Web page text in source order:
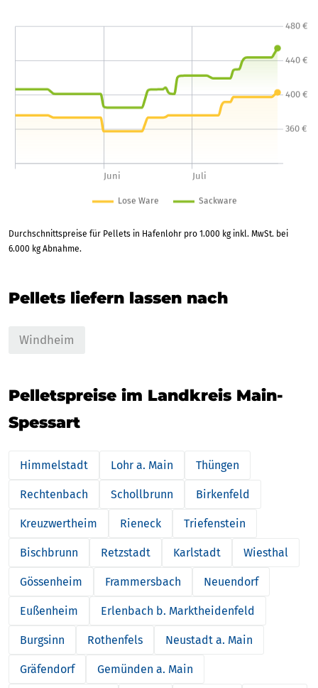
Durchschnittspreise für Pellets in Hafenlohr pro 1.000 kg inkl. MwSt. bei
6.000 kg Abnahme.
Pellets liefern lassen nach
Windheim
Pelletspreise im Landkreis Main-
Spessart
Himmelstadt Lohr a. Main Thüngen
Rechtenbach Schollbrunn Birkenfeld
Kreuzwertheim Rieneck Triefenstein
Bischbrunn Retzstadt Karlstadt Wiesthal
Gössenheim Frammersbach Neuendorf
Eußenheim Erlenbach b. Marktheidenfeld
Burgsinn Rothenfels Neustadt a. Main
Gräfendorf Gemünden a. Main